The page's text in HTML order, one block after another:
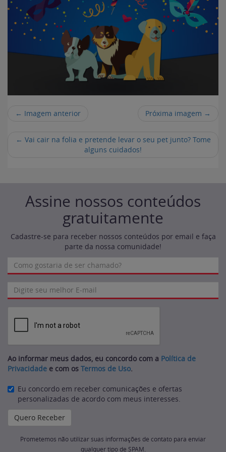
← Imagem anterior Próxima imagem →
← Vai cair na folia e pretende levar o seu pet junto? Tome
alguns cuidados!
Assine nossos conteúdos
gratuitamente
Cadastre-se para receber nossos conteúdos por email e faça
parte da nossa comunidade!
Ao informar meus dados, eu concordo com a Política de
Privacidade e com os Termos de Uso.
Eu concordo em receber comunicações e ofertas
personalizadas de acordo com meus interesses.
Prometemos não utilizar suas informações de contato para enviar
qualquer tipo de SPAM.